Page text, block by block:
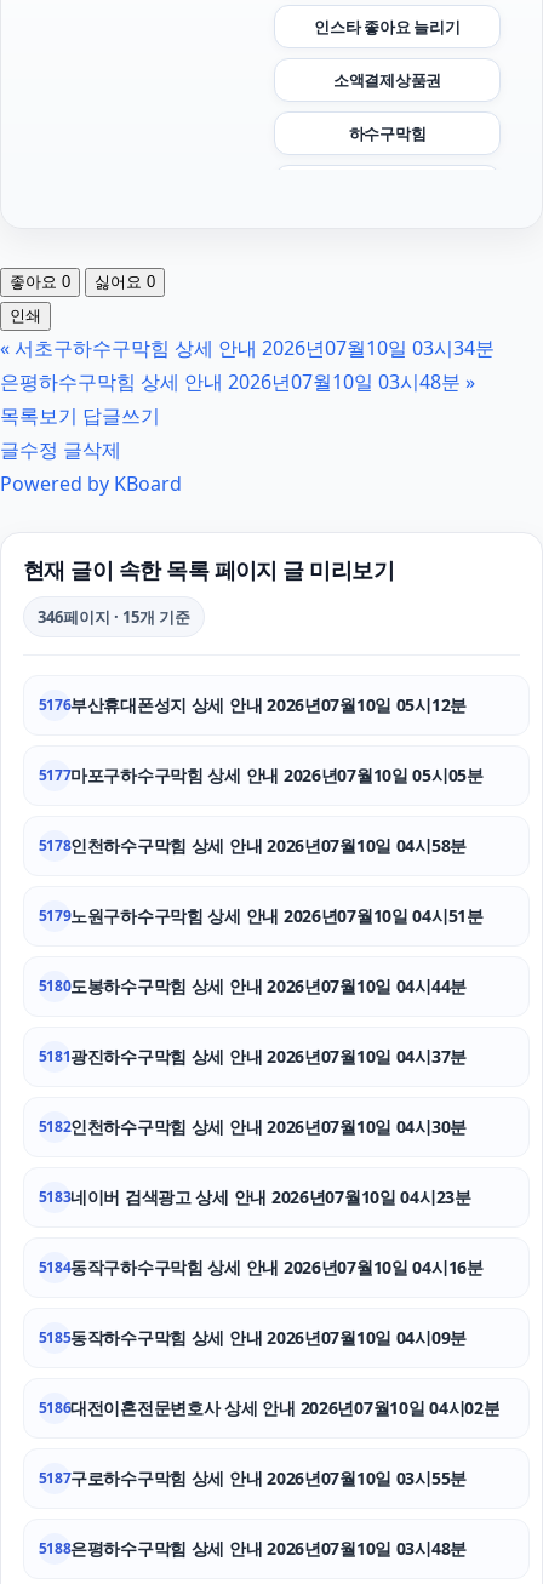
인스타 좋아요 늘리기
소액결제상품권
하수구막힘
용인형사변호사
용산구하수구막힘
의정부법무법인
인스타그램 좋아요 늘리기
장기렌트
인천탐정사무소
좋아요 0 싫어요 0
인쇄
«서초구하수구막힘 상세 안내 2026년07월10일 03시34분
은평하수구막힘 상세 안내 2026년07월10일 03시48분 »
목록보기 답글쓰기
글수정 글삭제
Powered by KBoard
현재 글이 속한 목록 페이지 글 미리보기
346페이지 · 15개 기준
5176부산휴대폰성지 상세 안내 2026년07월10일 05시12분
5177마포구하수구막힘 상세 안내 2026년07월10일 05시05분
5178인천하수구막힘 상세 안내 2026년07월10일 04시58분
5179노원구하수구막힘 상세 안내 2026년07월10일 04시51분
5180도봉하수구막힘 상세 안내 2026년07월10일 04시44분
5181광진하수구막힘 상세 안내 2026년07월10일 04시37분
5182인천하수구막힘 상세 안내 2026년07월10일 04시30분
5183네이버 검색광고 상세 안내 2026년07월10일 04시23분
5184동작구하수구막힘 상세 안내 2026년07월10일 04시16분
5185동작하수구막힘 상세 안내 2026년07월10일 04시09분
5186대전이혼전문변호사 상세 안내 2026년07월10일 04시02분
5187구로하수구막힘 상세 안내 2026년07월10일 03시55분
5188은평하수구막힘 상세 안내 2026년07월10일 03시48분